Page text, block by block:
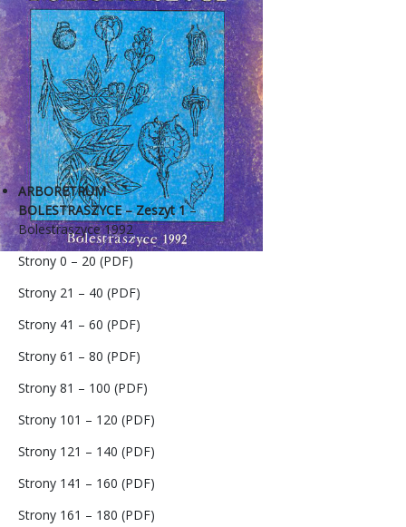
ARBORETRUM
BOLESTRASZYCE – Zeszyt 1–
Bolestraszyce 1992
Strony 0 – 20 (PDF)
Strony 21 – 40 (PDF)
Strony 41 – 60 (PDF)
Strony 61 – 80 (PDF)
Strony 81 – 100 (PDF)
Strony 101 – 120 (PDF)
Strony 121 – 140 (PDF)
Strony 141 – 160 (PDF)
Strony 161 – 180 (PDF)